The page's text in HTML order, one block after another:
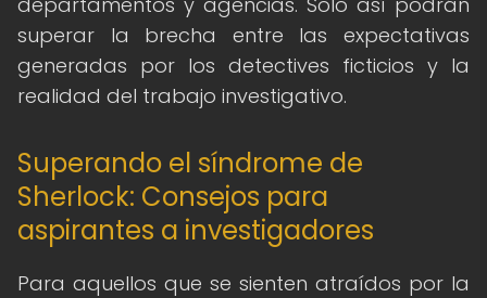
superar la brecha entre las expectativas
generadas por los detectives ficticios y la
realidad del trabajo investigativo.
Superando el síndrome de
Sherlock: Consejos para
aspirantes a investigadores
Para aquellos que se sienten atraídos por la